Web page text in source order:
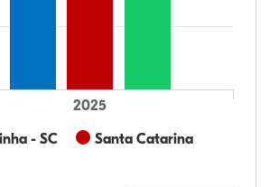
- SC
Santa Catarina
2025